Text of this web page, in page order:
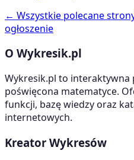
← Wszystkie polecane
ogłoszenie
O Wykresik.pl
Wykresik.pl to interaktywna
poświęcona matematyce.
funkcji, bazę wiedzy oraz
internetowych.
Kreator Wykresów